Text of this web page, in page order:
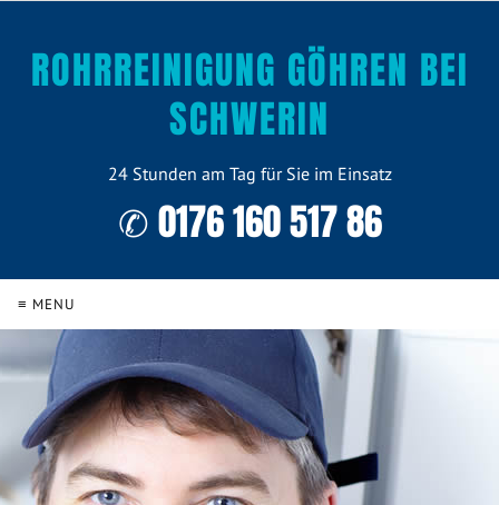
ROHRREINIGUNG GÖHREN BEI
SCHWERIN
24 Stunden am Tag für Sie im Einsatz
✆ 0176 160 517 86
≡ MENU